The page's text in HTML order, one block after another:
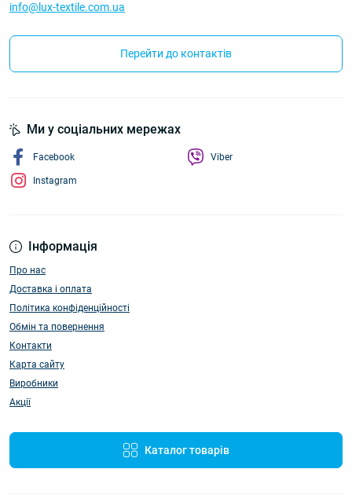
info@lux-textile.com.ua
Перейти до контактів
Інформація
Про нас
Доставка і оплата
Політика конфіденційності
Обмін та повернення
Контакти
Карта сайту
Виробники
Акції
Каталог товарів
Ми у соціальних мережах
Facebook
Instagram
Viber